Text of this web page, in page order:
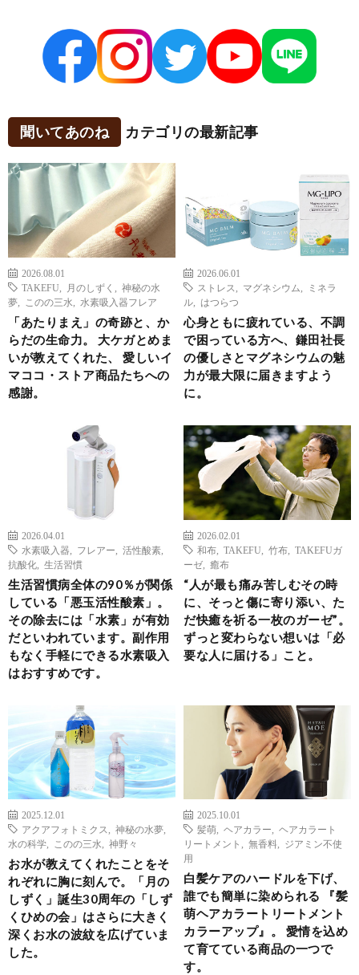
聞いてあのね カテゴリの最新記事
2026.08.01
TAKEFU
月のしずく
神秘の水
夢
このの三水 水素吸入器フレア
「あたりまえ」の奇跡と、か
らだの生命力。 大ケガとめま
いが教えてくれた、 愛しいイ
マココ・ストア商品たちへの
感謝。
2026.06.01
ストレス
マグネシウム
ミネラ
ル
はつらつ
心身ともに疲れている、不調
で困っている方へ、鎌田社長
の優しさとマグネシウムの魅
力が最大限に届きますよう
に。
2026.04.01
水素吸入器
フレアー 活性酸素
抗酸化
生活習慣
生活習慣病全体の90％が関係
している「悪玉活性酸素」。
その除去には「水素」が有効
だといわれています。副作用
もなく手軽にできる水素吸入
はおすすめです。
2026.02.01
和布
TAKEFU 竹布
TAKEFUガ
ーゼ
癒布
“人が最も痛み苦しむその時
に、そっと傷に寄り添い、た
だ快癒を祈る一枚のガーゼ”。
ずっと変わらない想いは「必
要な人に届ける」こと。
2025.12.01
アクアフォトミクス
神秘の水夢
水の科学
このの三水 神野々
お水が教えてくれたことをそ
れぞれに胸に刻んで。「月の
しずく」誕生30周年の「しず
くひめの会」はさらに大きく
深くお水の波紋を広げていま
した。
2025.10.01
髪萌
ヘアカラー
ヘアカラート
リートメント
無香料
ジアミン不使
用
白髪ケアのハードルを下げ、
誰でも簡単に染められる 『髪
萌ヘアカラートリートメント
カラーアップ』。 愛情を込め
て育てている商品の一つで
す。